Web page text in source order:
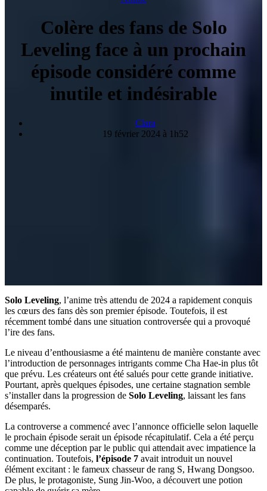
Colère des fans de Solo
Leveling face à un prochain
épisode considéré comme
inutile et indésirable
Clara
19 février 2024 à 1h52
Solo Leveling, l’anime très attendu de 2024 a rapidement conquis
les cœurs des fans dès son premier épisode. Toutefois, il est
récemment tombé dans une situation controversée qui a provoqué
l’ire des fans.
Le niveau d’enthousiasme a été maintenu de manière constante avec
l’introduction de personnages intrigants comme Cha Hae-in plus tôt
que prévu. Les créateurs ont été salués pour cette grande initiative.
Pourtant, après quelques épisodes, une certaine stagnation semble
s’installer dans la progression de Solo Leveling, laissant les fans
désemparés.
La controverse a commencé avec l’annonce officielle selon laquelle
le prochain épisode serait un épisode récapitulatif. Cela a été perçu
comme une déception par le public qui attendait avec impatience la
continuation. Toutefois, l’épisode 7 avait introduit un nouvel
élément excitant : le fameux chasseur de rang S, Hwang Dongsoo.
De plus, le protagoniste, Sung Jin-Woo, a découvert une potion